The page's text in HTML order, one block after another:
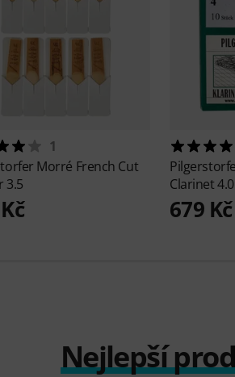
1
Morré French Cut
3.5
Clarinet 4.0
679 Kč
Nejlepší